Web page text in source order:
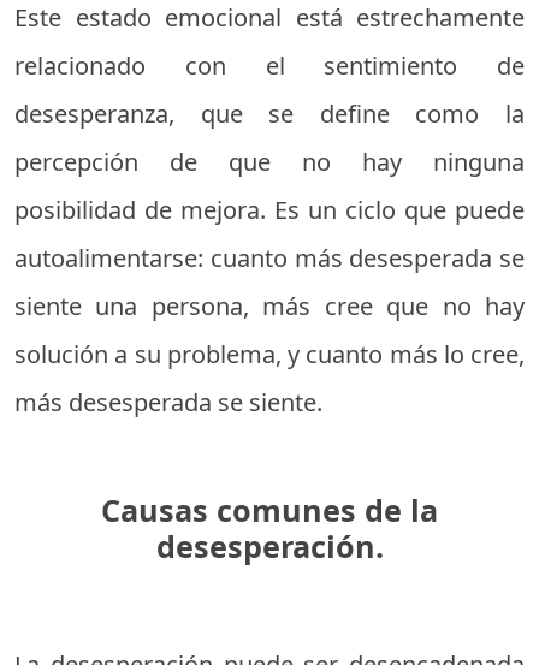
Este estado emocional está estrechamente
relacionado con el sentimiento de
desesperanza, que se define como la
percepción de que no hay ninguna
posibilidad de mejora. Es un ciclo que puede
autoalimentarse: cuanto más desesperada se
siente una persona, más cree que no hay
solución a su problema, y cuanto más lo cree,
más desesperada se siente.
Causas comunes de la
desesperación.